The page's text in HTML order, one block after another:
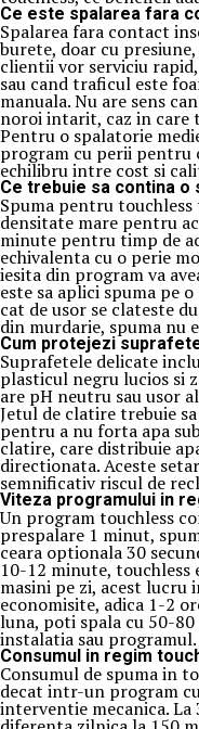
Ce este spalarea fara
Spalarea fara contact
burete, doar cu
clientii vor serviciu
sau cand traficul este
manuala. Nu are sens
noroi intarit, caz in care
Pentru o spalatorie
program cu perii pentru
echilibru intre cost si
Ce trebuie sa contina o
Spuma pentru
densitate mare pentru
minute pentru timp de
echivalenta cu o perie
iesita din program va
este sa aplici spuma pe
cat de usor se clateste
din murdarie, spuma nu
Cum protejezi
Suprafetele delicate
plasticul negru lucios si
are pH neutru sau usor
Jetul de clatire trebuie
pentru a nu forta apa
clatire, care distribuie
directionata. Aceste
semnificativ riscul de
Viteza programului in
Un program touchless
prespalare 1 minut,
ceara optionala 30
10-12 minute, touchless
masini pe zi, acest lucru
economisite, adica 1-2
luna, poti spala cu 50-
instalatia sau programul.
Consumul in regim
Consumul de spuma in
decat intr-un program
interventie mecanica. La